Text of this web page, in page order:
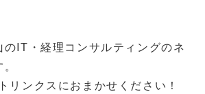
のIT・経理コンサルティングのネ
リンクスにおまかせください！